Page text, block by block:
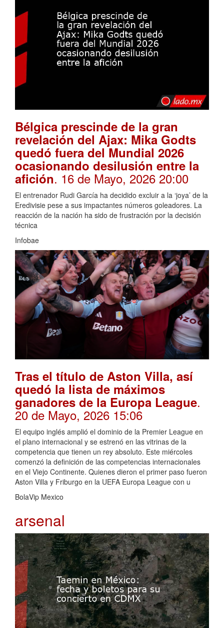
Bélgica prescinde de la gran
revelación del Ajax: Mika Godts
quedó fuera del Mundial 2026
ocasionando desilusión entre la
afición. 16 de Mayo, 2026 20:00
El entrenador Rudi García ha decidido excluir a la ‘joya’ de la
Eredivisie pese a sus impactantes números goleadores. La
reacción de la nación ha sido de frustración por la decisión
técnica
Infobae
Tras el título de Aston Villa, así
quedó la lista de máximos
ganadores de la Europa League.
20 de Mayo, 2026 15:06
El equipo inglés amplió el dominio de la Premier League en
el plano internacional y se estrenó en las vitrinas de la
competencia que tienen un rey absoluto. Este miércoles
comenzó la definición de las competencias internacionales
en el Viejo Continente. Quienes dieron el primer paso fueron
Aston Villa y Friburgo en la UEFA Europa League con u
BolaVip Mexico
arsenal